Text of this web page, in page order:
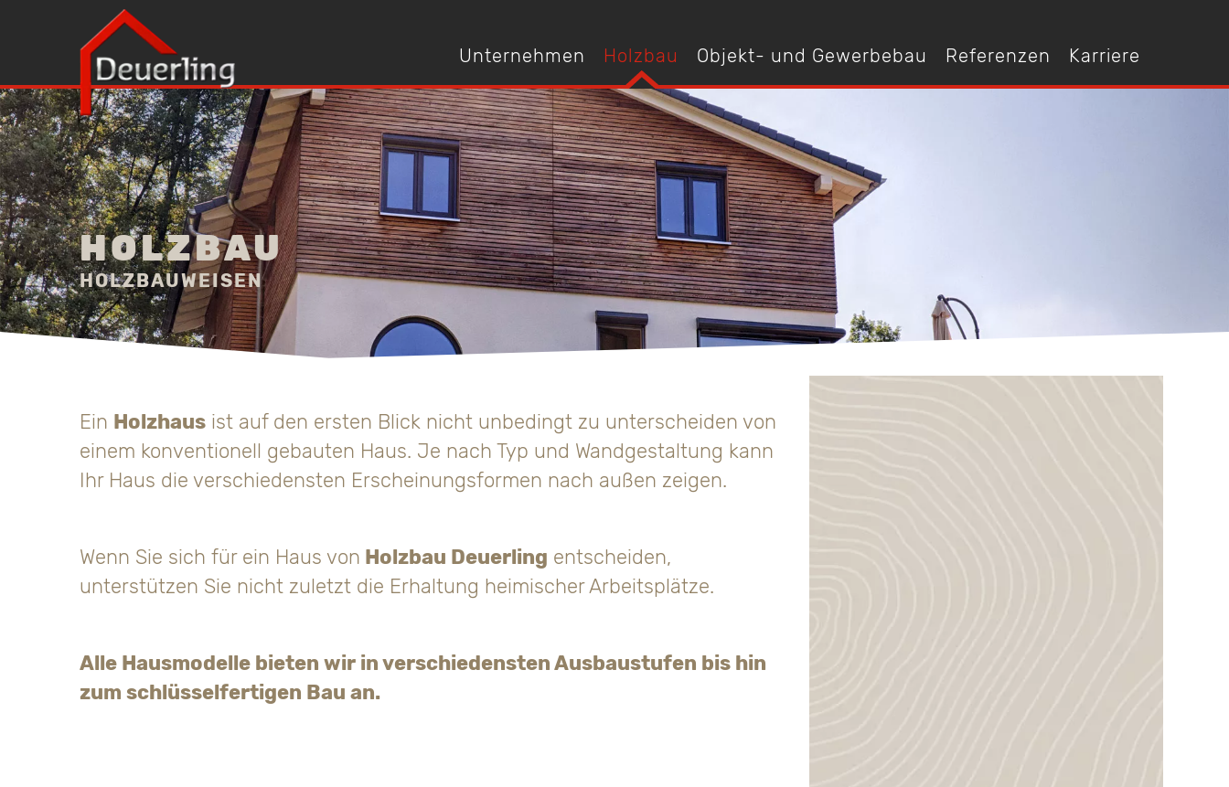
Unternehmen Holzbau Objekt- und Gewerbebau Referenzen Karriere
HOLZBAU
HOLZBAUWEISEN
Ein Holzhaus ist auf den ersten Blick nicht unbedingt zu unterscheiden von
einem konventionell gebauten Haus. Je nach Typ und Wandgestaltung kann
Ihr Haus die verschiedensten Erscheinungsformen nach außen zeigen.
Wenn Sie sich für ein Haus von Holzbau Deuerling entscheiden,
unterstützen Sie nicht zuletzt die Erhaltung heimischer Arbeitsplätze.
Alle Hausmodelle bieten wir in verschiedensten Ausbaustufen bis hin
zum schlüsselfertigen Bau an.